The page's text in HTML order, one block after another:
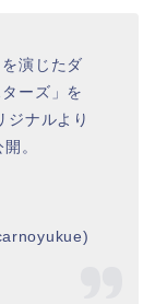
演じたダ
ーズ」を
ジナルより
。